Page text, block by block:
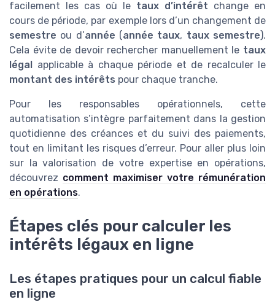
facilement les cas où le taux d’intérêt change en
cours de période, par exemple lors d’un changement de
semestre ou d’année (année taux, taux semestre).
Cela évite de devoir rechercher manuellement le taux
légal
applicable à chaque période et de recalculer le
montant des intérêts pour chaque tranche.
Pour les responsables opérationnels, cette
automatisation s’intègre parfaitement dans la gestion
quotidienne des créances et du suivi des paiements,
tout en limitant les risques d’erreur. Pour aller plus loin
sur la valorisation de votre expertise en opérations,
découvrez comment maximiser votre rémunération
en opérations.
Étapes clés pour calculer les
intérêts légaux en ligne
Les étapes pratiques pour un calcul fiable
en ligne